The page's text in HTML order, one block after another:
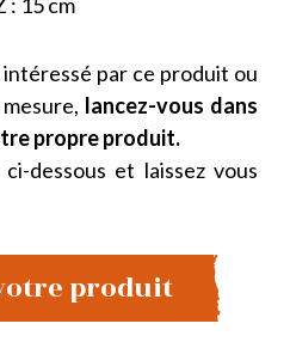
intéressé par ce produit ou
lancez-vous dans
propre produit.
dessous et laissez vous
produit